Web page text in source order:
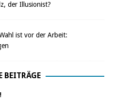
der Illusionist?
ist vor der Arbeit:
BEITRÄGE